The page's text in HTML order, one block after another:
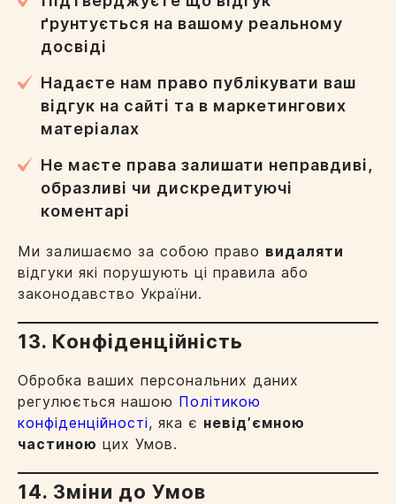
ґрунтується на вашому реальному
досвіді
Надаєте нам право публікувати ваш
відгук на сайті та в маркетингових
матеріалах
Не маєте права залишати неправдиві,
образливі чи дискредитуючі
коментарі
Ми залишаємо за собою право видаляти
відгуки які порушують ці правила або
законодавство України.
13. Конфіденційність
Обробка ваших персональних даних
регулюється нашою Політикою
конфіденційності, яка є невідʼємною
частиною цих Умов.
14. Зміни до Умов